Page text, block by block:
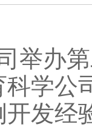
举办
学公
发经